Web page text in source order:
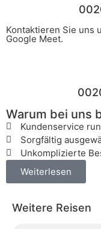
Kontaktieren Sie uns
Google Meet.
Warum bei uns
Kundenservice
Sorgfältig
Unkomplizierte
Weiterlesen
Weitere Reisen